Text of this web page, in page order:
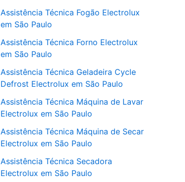
Assistência Técnica Fogão Electrolux
em São Paulo
Assistência Técnica Forno Electrolux
em São Paulo
Assistência Técnica Geladeira Cycle
Defrost Electrolux em São Paulo
Assistência Técnica Máquina de Lavar
Electrolux em São Paulo
Assistência Técnica Máquina de Secar
Electrolux em São Paulo
Assistência Técnica Secadora
Electrolux em São Paulo